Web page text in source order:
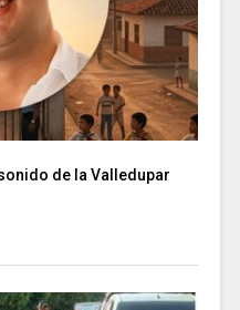
de la Valledupar